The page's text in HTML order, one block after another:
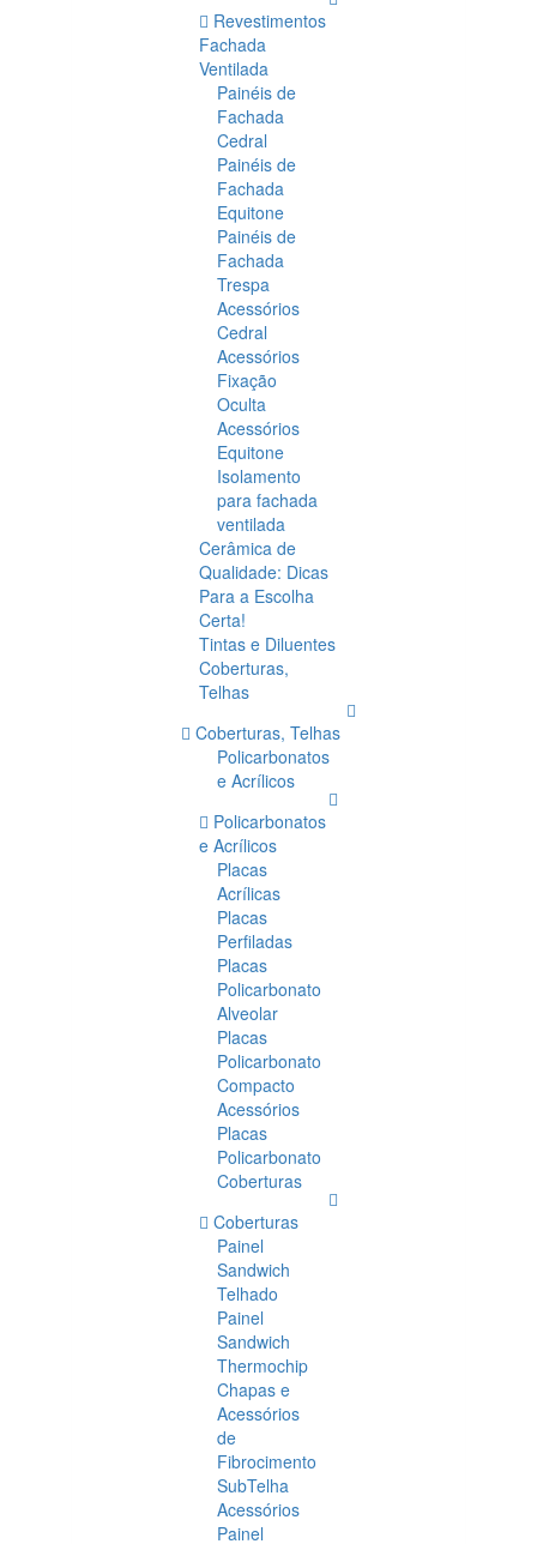
Revestimentos
Fachada
Ventilada
Painéis de
Fachada
Cedral
Painéis de
Fachada
Equitone
Painéis de
Fachada
Trespa
Acessórios
Cedral
Acessórios
Fixação
Oculta
Acessórios
Equitone
Isolamento
para fachada
ventilada
Cerâmica de
Qualidade: Dicas
Para a Escolha
Certa!
Tintas e Diluentes
Coberturas,
Telhas
Coberturas, Telhas
Policarbonatos
e Acrílicos
Policarbonatos
e Acrílicos
Placas
Acrílicas
Placas
Perfiladas
Placas
Policarbonato
Alveolar
Placas
Policarbonato
Compacto
Acessórios
Placas
Policarbonato
Coberturas
Coberturas
Painel
Sandwich
Telhado
Painel
Sandwich
Thermochip
Chapas e
Acessórios
de
Fibrocimento
SubTelha
Acessórios
Painel